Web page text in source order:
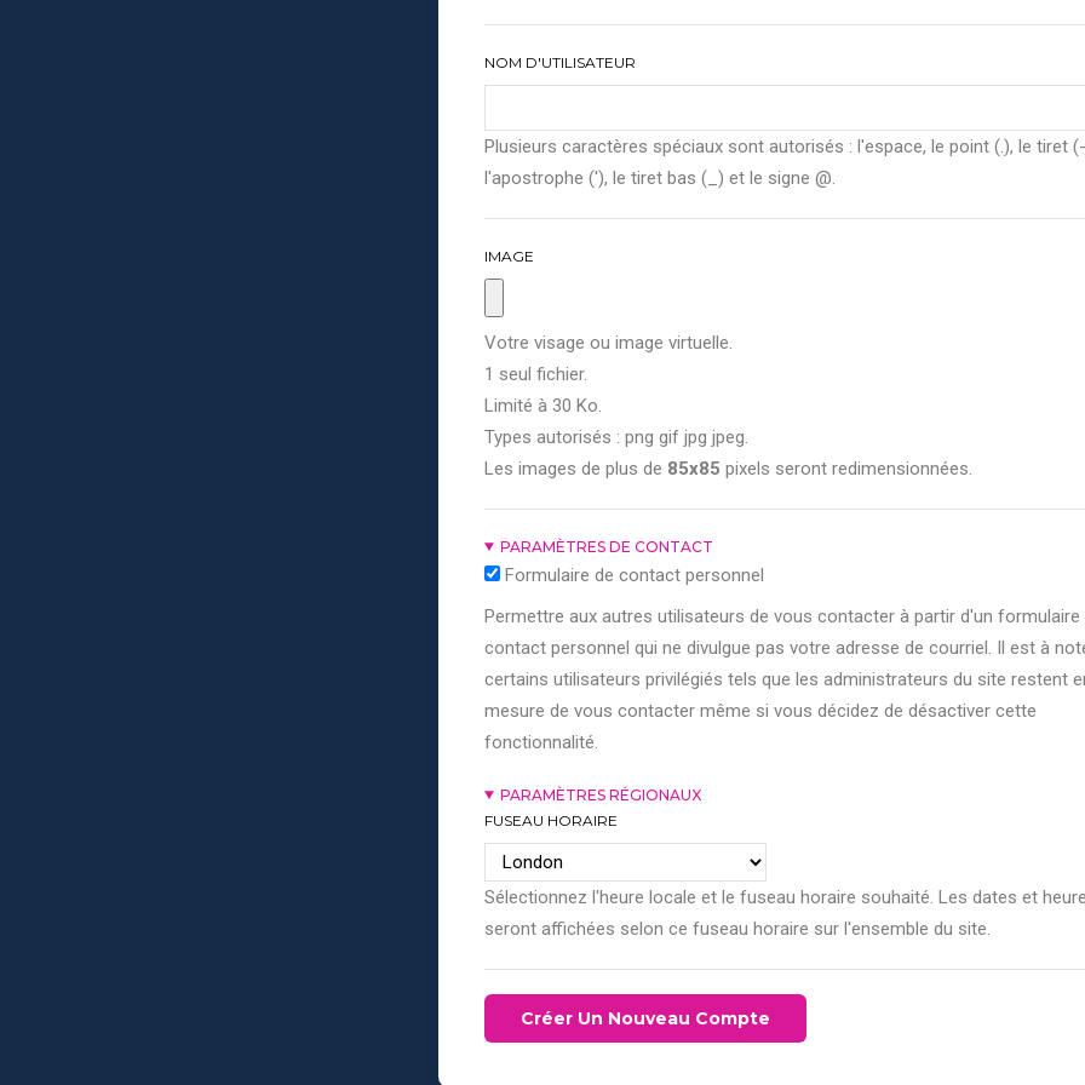
NOM D'UTILISATEUR
Plusieurs caractères spéciaux sont autorisés : l'espace, le point (.), le tiret
l'apostrophe ('), le tiret bas (_) et le signe @.
IMAGE
Votre visage ou image virtuelle.
1 seul fichier.
Limité à 30 Ko.
Types autorisés : png gif jpg jpeg.
Les images de plus de 85x85 pixels seront redimensionnées.
PARAMÈTRES DE CONTACT
Formulaire de contact personnel
Permettre aux autres utilisateurs de vous contacter à partir d'un formulaire
contact personnel qui ne divulgue pas votre adresse de courriel. Il est à
certains utilisateurs privilégiés tels que les administrateurs du site restent
mesure de vous contacter même si vous décidez de désactiver cette
fonctionnalité.
PARAMÈTRES RÉGIONAUX
FUSEAU HORAIRE
Sélectionnez l'heure locale et le fuseau horaire souhaité. Les dates et
seront affichées selon ce fuseau horaire sur l'ensemble du site.